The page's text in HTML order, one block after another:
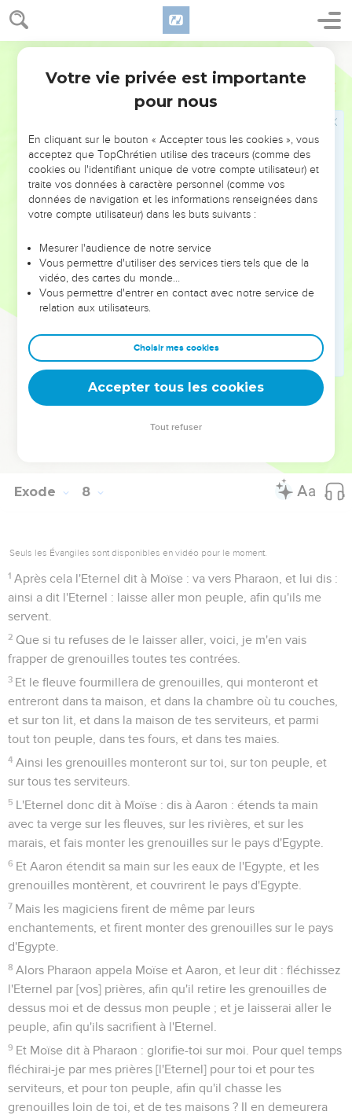
Exode 7
bois et de pierre.
Moïse donc et Aaron firent selon que l'Eternel avait
commandé. Et [Aaron] ayant levé la verge, en frappa les eaux
du fleuve, Pharaon et ses serviteurs le voyant ; et toutes les
eaux du fleuve furent changées en sang.
Et le poisson qui était au fleuve mourut, et le fleuve en
devint puant, tellement que les Egyptiens ne pouvaient
point boire des eaux du fleuve ; et il y eut du sang par tout le
pays d'Egypte.
Et les magiciens d'Egypte firent le semblable par leurs
enchantements ; et le coeur de Pharaon s'endurcit, tellement
Et Pharaon [leur] ayant tourné le dos, vint en sa maison, et
n'appliqua point encore son coeur aux choses [qu'il avait
vues].
24
[trouver] de l'eau à boire, parce qu'ils ne pouvaient pas boire
de l'eau du fleuve.
Et il se passa sept jours depuis que l'Eternel eut frappé le
fleuve.
Exode 8
Seuls les Évangiles sont disponibles en vidéo pour le moment.
1 Après cela l'Eternel dit à Moïse : va vers Pharaon, et lui dis :
ainsi a dit l'Eternel : laisse aller mon peuple, afin qu'ils me
servent.
2 Que si tu refuses de le laisser aller, voici, je m'en vais
frapper de grenouilles toutes tes contrées.
3 Et le fleuve fourmillera de grenouilles, qui monteront et
entreront dans ta maison, et dans la chambre où tu couches,
et sur ton lit, et dans la maison de tes serviteurs, et parmi
tout ton peuple, dans tes fours, et dans tes maies.
4 Ainsi les grenouilles monteront sur toi, sur ton peuple, et
sur tous tes serviteurs.
5 L'Eternel donc dit à Moïse : dis à Aaron : étends ta main
avec ta verge sur les fleuves, sur les rivières, et sur les
marais, et fais monter les grenouilles sur le pays d'Egypte.
6 Et Aaron étendit sa main sur les eaux de l'Egypte, et les
grenouilles montèrent, et couvrirent le pays d'Egypte.
7 Mais les magiciens firent de même par leurs
enchantements, et firent monter des grenouilles sur le pays
d'Egypte.
8 Alors Pharaon appela Moïse et Aaron, et leur dit : fléchissez
l'Eternel par [vos] prières, afin qu'il retire les grenouilles de
dessus moi et de dessus mon peuple ; et je laisserai aller le
peuple, afin qu'ils sacrifient à l'Eternel.
9 Et Moïse dit à Pharaon : glorifie-toi sur moi. Pour quel temps
fléchirai-je par mes prières [l'Eternel] pour toi et pour tes
serviteurs, et pour ton peuple, afin qu'il chasse les
grenouilles loin de toi, et de tes maisons ? Il en demeurera
Votre vie privée est importante
pour nous
En cliquant sur le bouton « Accepter tous les cookies », vous
acceptez que TopChrétien utilise des traceurs (comme des
cookies ou l'identifiant unique de votre compte utilisateur) et
traite vos données à caractère personnel (comme vos
données de navigation et les informations renseignées dans
votre compte utilisateur) dans les buts suivants :
Mesurer l'audience de notre service
Vous permettre d'utiliser des services tiers tels que de la
vidéo, des cartes du monde…
Vous permettre d'entrer en contact avec notre service de
relation aux utilisateurs.
Choisir mes cookies
Accepter tous les cookies
Tout refuser